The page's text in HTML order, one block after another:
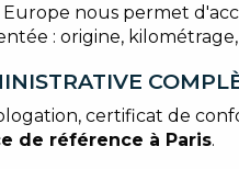
nous permet
: origine,
certificat de
de référence à Paris.